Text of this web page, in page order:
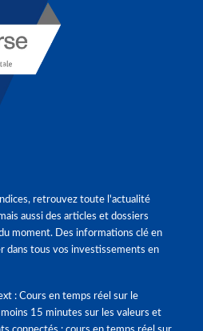
retrouvez toute l'actualité
aussi des articles et dossiers
moment. Des informations clé en
dans tous vos investissements en
: Cours en temps réel sur le
15 minutes sur les valeurs et